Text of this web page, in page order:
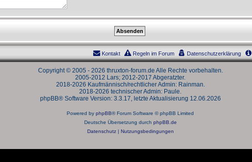
Datenschutzerklärung
Regeln im Forum
Kontakt
Copyright © 2005 - 2026 thruxton-forum.de Alle Rechte vorbehalten.
2005-2012 Lars; 2012-2017 Abgeratzter.
2018-2026 Kaufmännisch/rechtlicher Admin: Rainman.
2018-2026 technischer Admin: Paule.
phpBB® Software Version: 3.3.17, letzte Aktualisierung 12.06.2026
Powered by phpBB® Forum Software © phpBB Limited
Deutsche Übersetzung durch phpBB.de
Datenschutz| Nutzungsbedingungen